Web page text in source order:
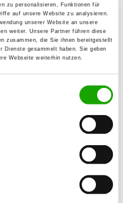
zu personalisieren, Funktionen für
auf unsere Website zu analysieren.
unserer Website an unsere
weiter. Unsere Partner führen diese
zusammen, die Sie ihnen bereitgestellt
Dienste gesammelt haben. Sie geben
Webseite weiterhin nutzen.